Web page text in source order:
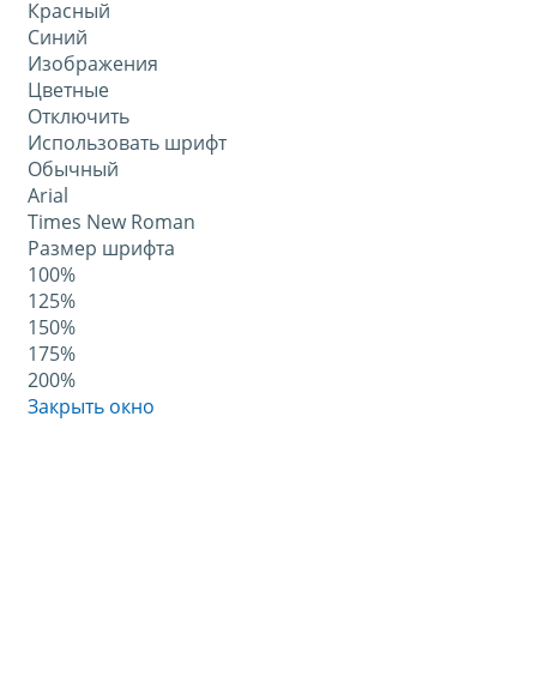
Красный
Синий
Изображения
Цветные
Отключить
Использовать шрифт
Обычный
Arial
Times New Roman
Размер шрифта
100%
125%
150%
175%
200%
Закрыть окно